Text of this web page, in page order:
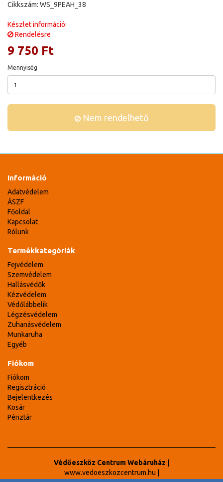
Cikkszám: WS_9PEAH_38
Készlet információ:
Rendelésre
9 750 Ft
Mennyiség
Nem rendelhető
Információ
Adatvédelem
ÁSZF
Főoldal
Kapcsolat
Rólunk
Termékkategóriák
Fejvédelem
Szemvédelem
Hallásvédők
Kézvédelem
Védőlábbelik
Légzésvédelem
Zuhanásvédelem
Munkaruha
Egyéb
Fiókom
Fiókom
Regisztráció
Bejelentkezés
Kosár
Pénztár
Védőeszköz Centrum Webáruház
www.vedoeszkozcentrum.hu